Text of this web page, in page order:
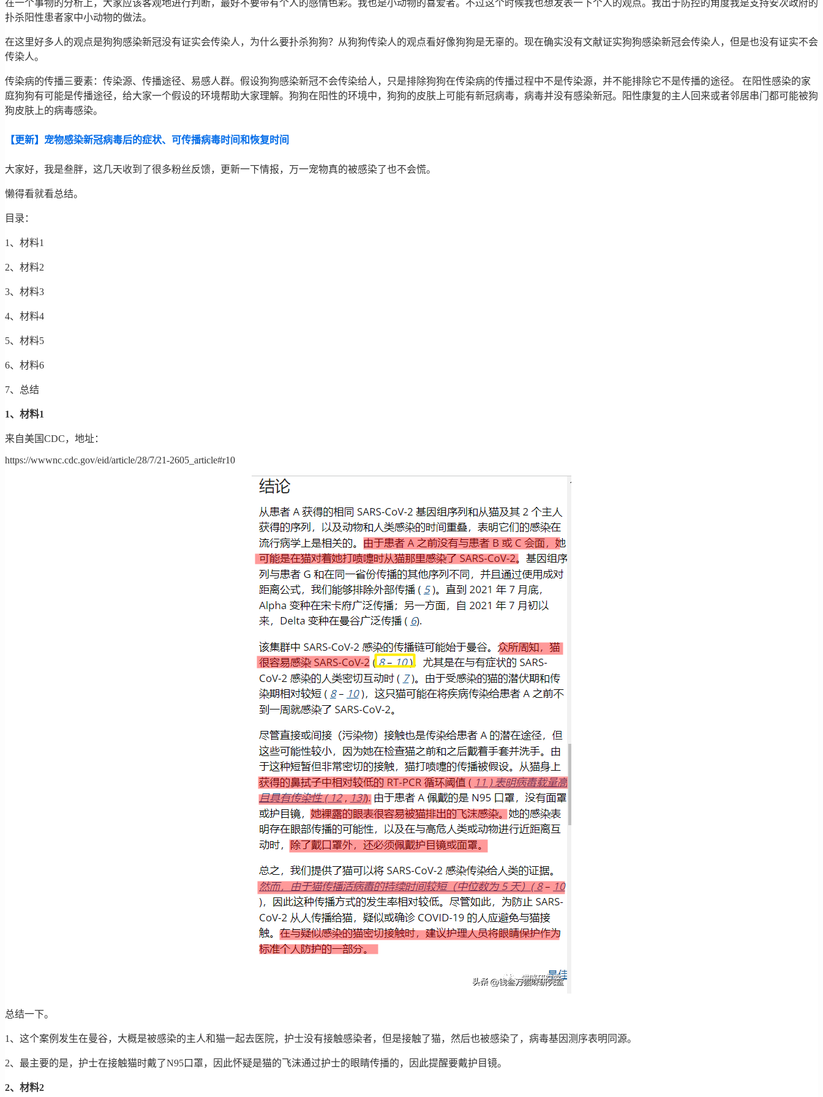
在一个事物的分析上，大家应该客观地进行判断，最好不要带有个人的感情色彩。我也是小动物的喜爱者。不过这个时候我也想发表一下个人的观点。我出于防控的角度我是支持安次政府的
扑杀阳性患者家中小动物的做法。
在这里好多人的观点是狗狗感染新冠没有证实会传染人，为什么要扑杀狗狗？从狗狗传染人的观点看好像狗狗是无辜的。现在确实没有文献证实狗狗感染新冠会传染人，但是也没有证实不会
传染人。
传染病的传播三要素：传染源、传播途径、易感人群。假设狗狗感染新冠不会传染给人，只是排除狗狗在传染病的传播过程中不是传染源，并不能排除它不是传播的途径。 在阳性感染的家
庭狗狗有可能是传播途径，给大家一个假设的环境帮助大家理解。狗狗在阳性的环境中，狗狗的皮肤上可能有新冠病毒，病毒并没有感染新冠。阳性康复的主人回来或者邻居串门都可能被狗
狗皮肤上的病毒感染。
【更新】宠物感染新冠病毒后的症状、可传播病毒时间和恢复时间
大家好，我是叁胖，这几天收到了很多粉丝反馈，更新一下情报，万一宠物真的被感染了也不会慌。
懒得看就看总结。
目录：
1、材料1
2、材料2
3、材料3
4、材料4
5、材料5
6、材料6
7、总结
1、材料1
来自美国CDC，地址：
https://wwwnc.cdc.gov/eid/article/28/7/21-2605_article#r10
总结一下。
1、这个案例发生在曼谷，大概是被感染的主人和猫一起去医院，护士没有接触感染者，但是接触了猫，然后也被感染了，病毒基因测序表明同源。
2、最主要的是，护士在接触猫时戴了N95口罩，因此怀疑是猫的飞沫通过护士的眼睛传播的，因此提醒要戴护目镜。
2、材料2